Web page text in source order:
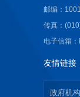
邮编：
传真：
电子信箱
友情链接
政府机